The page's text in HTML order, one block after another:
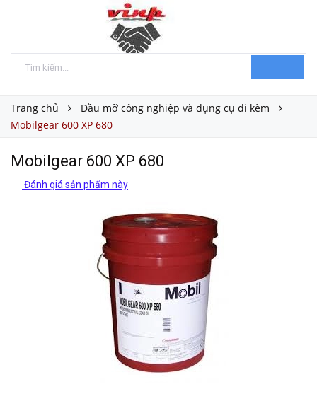
Trang chủ
Dầu mỡ công nghiệp và dụng cụ đi kèm
Mobilgear 600 XP 680
Mobilgear 600 XP 680
Đánh giá sản phẩm này